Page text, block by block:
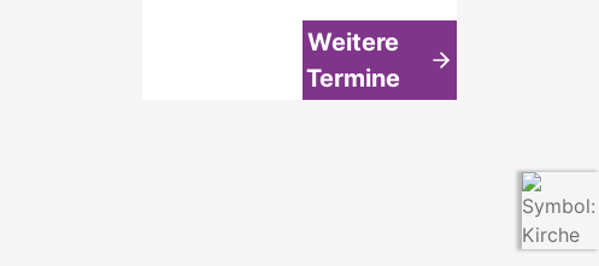
Weitere
Termine